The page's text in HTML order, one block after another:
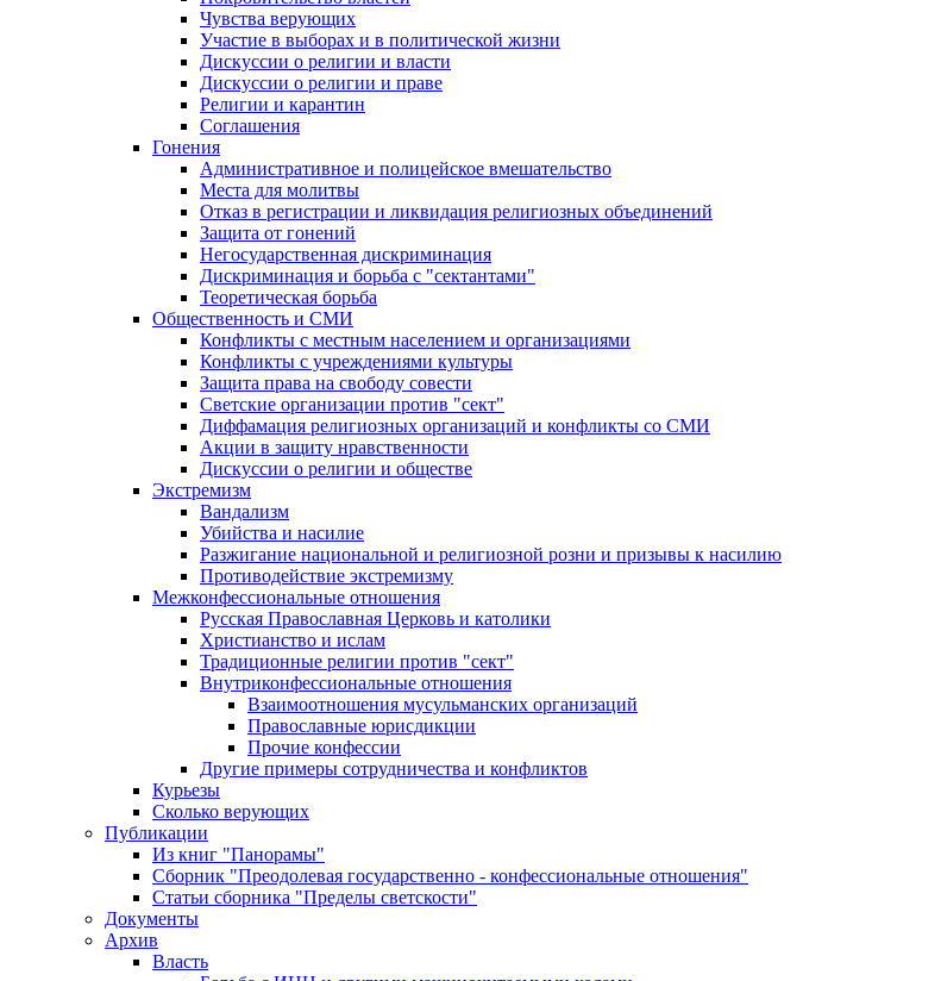
Чувства верующих
Участие в выборах и в политической жизни
Дискуссии о религии и власти
Дискуссии о религии и праве
Религии и карантин
Соглашения
Гонения
Административное и полицейское вмешательство
Места для молитвы
Отказ в регистрации и ликвидация религиозных объединений
Защита от гонений
Негосударственная дискриминация
Дискриминация и борьба с "сектантами"
Теоретическая борьба
Общественность и СМИ
Конфликты с местным населением и организациями
Конфликты с учреждениями культуры
Защита права на свободу совести
Светские организации против "сект"
Диффамация религиозных организаций и конфликты со СМИ
Акции в защиту нравственности
Дискуссии о религии и обществе
Экстремизм
Вандализм
Убийства и насилие
Разжигание национальной и религиозной розни и призывы к насилию
Противодействие экстремизму
Межконфессиональные отношения
Русская Православная Церковь и католики
Христианство и ислам
Традиционные религии против "сект"
Внутриконфессиональные отношения
Взаимоотношения мусульманских организаций
Православные юрисдикции
Прочие конфессии
Другие примеры сотрудничества и конфликтов
Курьезы
Сколько верующих
Публикации
Из книг "Панорамы"
Сборник "Преодолевая государственно - конфессиональные отношения"
Статьи сборника "Пределы светскости"
Документы
Архив
Власть